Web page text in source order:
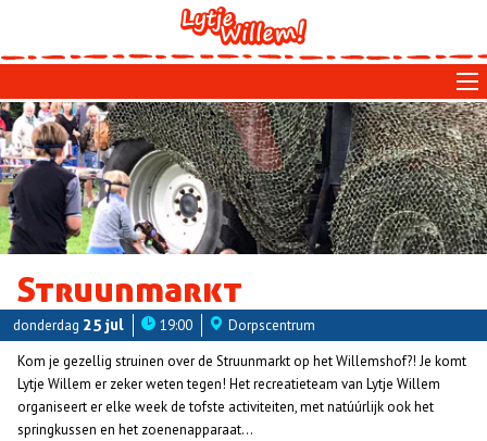
main
Struunmarkt
donderdag 25 jul 19:00
Dorpscentrum
Kom je gezellig struinen over de Struunmarkt op het Willemshof?! Je komt
Lytje Willem er zeker weten tegen! Het recreatieteam van Lytje Willem
organiseert er elke week de tofste activiteiten, met natúúrlijk ook het
springkussen en het zoenenapparaat...